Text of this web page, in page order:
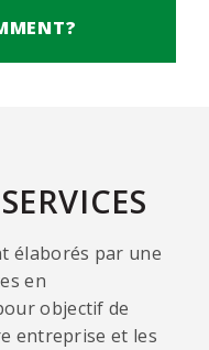
élaborés par une
en
objectif de
entreprise et les